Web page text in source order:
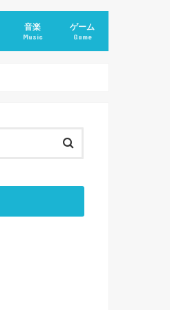
音楽
Music
ゲーム
Game